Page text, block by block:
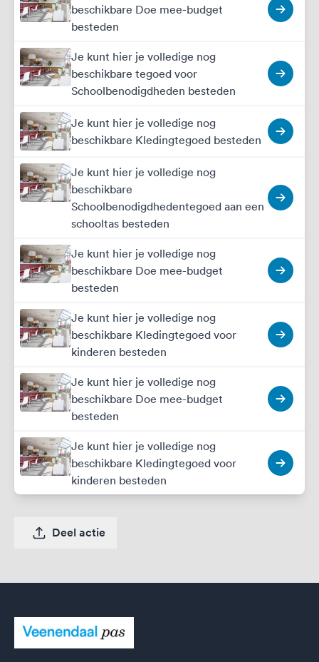
beschikbare Doe mee-budget
besteden
Je kunt hier je volledige nog
beschikbare tegoed voor
Schoolbenodigdheden besteden
Je kunt hier je volledige nog
beschikbare Kledingtegoed besteden
Je kunt hier je volledige nog
beschikbare
Schoolbenodigdhedentegoed aan een
schooltas besteden
Je kunt hier je volledige nog
beschikbare Doe mee-budget
besteden
Je kunt hier je volledige nog
beschikbare Kledingtegoed voor
kinderen besteden
Je kunt hier je volledige nog
beschikbare Doe mee-budget
besteden
Je kunt hier je volledige nog
beschikbare Kledingtegoed voor
kinderen besteden
Deel actie